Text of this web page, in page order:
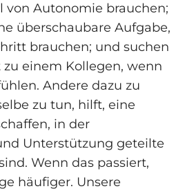
von Autonomie brauchen;
überschaubare Aufgabe,
brauchen; und suchen
einem Kollegen, wenn
Andere dazu zu
zu tun, hilft, eine
in der
Unterstützung geteilte
Wenn das passiert,
häufiger. Unsere